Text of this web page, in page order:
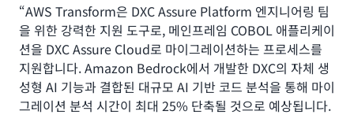
“AWS Transform은 DXC Assure Platform 엔지니어링 팀
을 위한 강력한 지원 도구로, 메인프레임 COBOL 애플리케이
션을 DXC Assure Cloud로 마이그레이션하는 프로세스를
지원합니다. Amazon Bedrock에서 개발한 DXC의 자체 생
성형 AI 기능과 결합된 대규모 AI 기반 코드 분석을 통해 마이
그레이션 분석 시간이 최대 25% 단축될 것으로 예상됩니다.